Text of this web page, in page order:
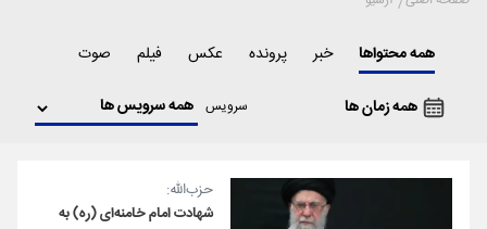
همه محتواها خبر پرونده عکس فیلم صوت
همه زمان ها سرویس
حزب‌الله:
شهادت امام خامنه‌ای (ره) به